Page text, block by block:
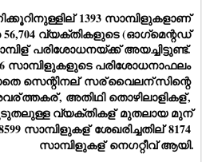
1393 സാമ്പിളുകളാണ്
വ്യക്തികളുടെ (ഓഗ്‌മെന്റഡ്
പരിശോധനയ്ക്ക് അയച്ചിട്ടുണ്ട്.
സാമ്പിളുകളുടെ പരിശോധനാഫലം
സെന്റിനല് സര്വൈലന്സിന്റെ
ത്തകര്, അതിഥി തൊഴിലാളികള്,
വ്യക്തികള് മുതലായ മുന്
സാമ്പിളുകള് ശേഖരിച്ചതില് 8174
സാമ്പിളുകള് നെഗറ്റീവ് ആയി.